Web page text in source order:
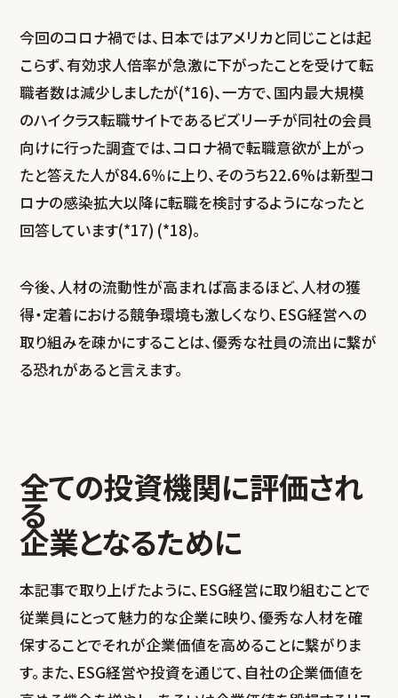
今回のコロナ禍では、日本ではアメリカと同じことは起
こらず、有効求人倍率が急激に下がったことを受けて転
職者数は減少しましたが(*16)、一方で、国内最大規模
のハイクラス転職サイトであるビズリーチが同社の会員
向けに行った調査では、コロナ禍で転職意欲が上がっ
たと答えた人が84.6％に上り、そのうち22.6%は新型コ
ロナの感染拡大以降に転職を検討するようになったと
回答しています(*17) (*18)。
今後、人材の流動性が高まれば高まるほど、人材の獲
得・定着における競争環境も激しくなり、ESG経営への
取り組みを疎かにすることは、優秀な社員の流出に繋が
る恐れがあると言えます。
全ての投資機関に評価され
る
企業となるために
本記事で取り上げたように、ESG経営に取り組むことで
従業員にとって魅力的な企業に映り、優秀な人材を確
保することでそれが企業価値を高めることに繋がりま
す。また、ESG経営や投資を通じて、自社の企業価値を